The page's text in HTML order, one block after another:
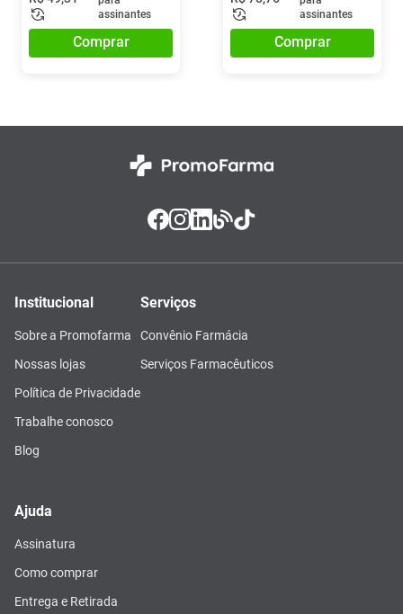
assinantes
Comprar
assinantes
Comprar
Institucional
Sobre a Promofarma
Nossas lojas
Política de Privacidade
Trabalhe conosco
Blog
Serviços
Convênio Farmácia
Serviços Farmacêuticos
Ajuda
Assinatura
Como comprar
Entrega e Retirada